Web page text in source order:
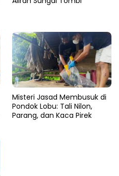
Misteri Jasad Membusuk di
Pondok Lobu: Tali Nilon,
Parang, dan Kaca Pirek